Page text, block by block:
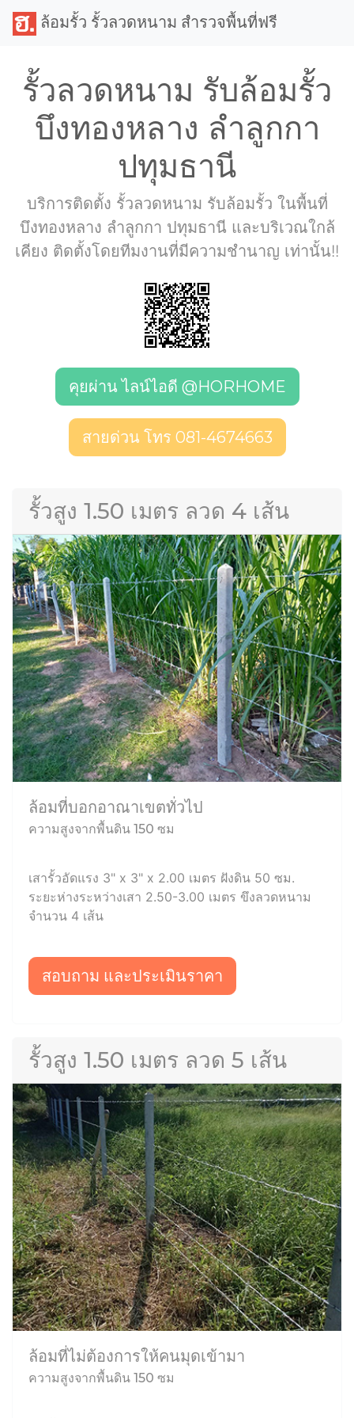
ล้อมรั้ว รั้วลวดหนาม สำรวจพื้นที่ฟรี
รั้วลวดหนาม รับล้อมรั้ว
บึงทองหลาง ลำลูกกา
ปทุมธานี
บริการติดตั้ง รั้วลวดหนาม รับล้อมรั้ว ในพื้นที่
บึงทองหลาง ลำลูกกา ปทุมธานี และบริเวณใกล้
เคียง ติดตั้งโดยทีมงานที่มีความชำนาญ เท่านั้น!!
คุยผ่าน ไลน์ไอดี @HORHOME
สายด่วน โทร 081-4674663
รั้วสูง 1.50 เมตร ลวด 4 เส้น
ล้อมที่บอกอาณาเขตทั่วไป
ความสูงจากพื้นดิน 150 ซม
เสารั้วอัดแรง 3" x 3" x 2.00 เมตร ฝังดิน 50 ซม.
ระยะห่างระหว่างเสา 2.50-3.00 เมตร ขึงลวดหนาม
จำนวน 4 เส้น
สอบถาม และประเมินราคา
รั้วสูง 1.50 เมตร ลวด 5 เส้น
ล้อมที่ไม่ต้องการให้คนมุดเข้ามา
ความสูงจากพื้นดิน 150 ซม